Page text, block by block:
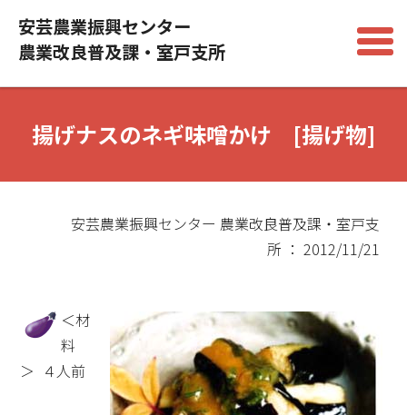
安芸農業振興センター
農業改良普及課・室戸支所
揚げナスのネギ味噌かけ [揚げ物]
安芸農業振興センター 農業改良普及課・室戸支
所 ： 2012/11/21
＜材
料
＞ ４人前